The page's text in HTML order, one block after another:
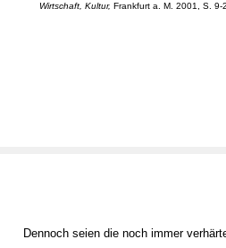
Wirtschaft, Kultur, Frankfurt a. M. 2001, S. 9-
Dennoch seien die noch immer